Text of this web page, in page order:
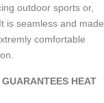
outdoor sports or,
is seamless and made
comfortable
HEAT